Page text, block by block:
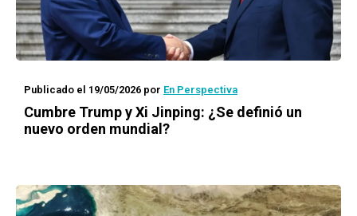
Publicado el 19/05/2026 por En Perspectiva
Cumbre Trump y Xi Jinping: ¿Se definió un
nuevo orden mundial?